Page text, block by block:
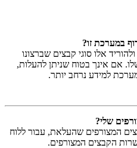
במערכת זו?
אלו סוגי קבצים שברצונו
אם אינך בטוח שניתן להעלות,
למידע נרחב יותר.
שלי?
המצורפים שהעלאת, עבור ללוח
הקבצים המצורפים.